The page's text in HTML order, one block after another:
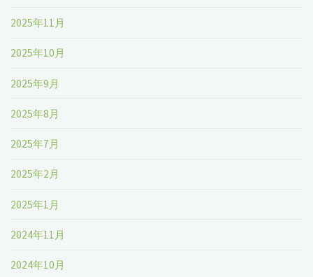
2025年11月
2025年10月
2025年9月
2025年8月
2025年7月
2025年2月
2025年1月
2024年11月
2024年10月